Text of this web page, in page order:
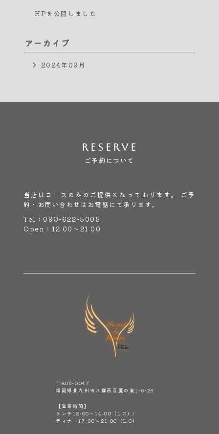
HPを公開しました
アーカイブ
2024年09月
Reserve
ご予約について
当店はコースのみのご提供となっております。
ご予
約・お問い合わせはお電話にて承ります。
Tel：093-622-5005
Open：12:00～21:00
〒806-0047
福岡県北九州市八幡西区鷹の巣1-6-26
【営業時間】
ランチ12:00～14:00（L.O）/
ディナー17:30～21:00（L.O）